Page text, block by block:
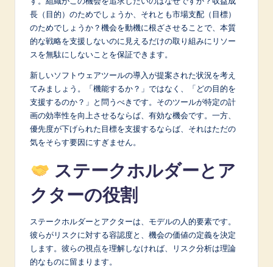
長（目的）のためでしょうか、それとも市場支配（目標）
のためでしょうか？機会を動機に根ざさせることで、本質
的な戦略を支援しないのに見えるだけの取り組みにリソー
スを無駄にしないことを保証できます。
新しいソフトウェアツールの導入が提案された状況を考え
てみましょう。「機能するか？」ではなく、「どの目的を
支援するのか？」と問うべきです。そのツールが特定の計
画の効率性を向上させるならば、有効な機会です。一方、
優先度が下げられた目標を支援するならば、それはただの
気をそらす要因にすぎません。
ステークホルダーとア
クターの役割
ステークホルダーとアクターは、モデルの人的要素です。
彼らがリスクに対する容認度と、機会の価値の定義を決定
します。彼らの視点を理解しなければ、リスク分析は理論
的なものに留まります。